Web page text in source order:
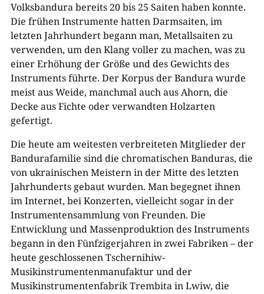
Volksbandura bereits 20 bis 25 Saiten haben konnte.
Die frühen Instrumente hatten Darmsaiten, im
letzten Jahrhundert begann man, Metallsaiten zu
verwenden, um den Klang voller zu machen, was zu
einer Erhöhung der Größe und des Gewichts des
Instruments führte. Der Korpus der Bandura wurde
meist aus Weide, manchmal auch aus Ahorn, die
Decke aus Fichte oder verwandten Holzarten
gefertigt.
Die heute am weitesten verbreiteten Mitglieder der
Bandurafamilie sind die chromatischen Banduras, die
von ukrainischen Meistern in der Mitte des letzten
Jahrhunderts gebaut wurden. Man begegnet ihnen
im Internet, bei Konzerten, vielleicht sogar in der
Instrumentensammlung von Freunden. Die
Entwicklung und Massenproduktion des Instruments
begann in den Fünfzigerjahren in zwei Fabriken – der
heute geschlossenen Tschernihiw-
Musikinstrumentenmanufaktur und der
Musikinstrumentenfabrik Trembita in Lwiw, die